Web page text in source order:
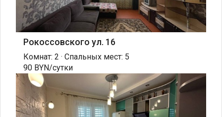
Рокоссовского ул. 16
Комнат: 2 · Спальных мест: 5
90 BYN/сутки